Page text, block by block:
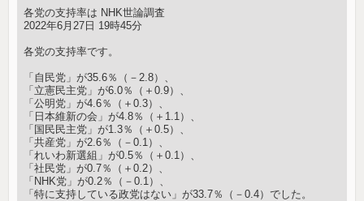
各党の支持率は NHK世論調査
2022年6月27日 19時45分
各党の支持率です。
「自民党」が35.6％（－2.8）、
「立憲民主党」が6.0％（＋0.9）、
「公明党」が4.6％（＋0.3）、
「日本維新の会」が4.8％（＋1.1）、
「国民民主党」が1.3％（＋0.5）、
「共産党」が2.6％（－0.1）、
「れいわ新選組」が0.5％（＋0.1）、
「社民党」が0.7％（＋0.2）、
「NHK党」が0.2％（－0.1）、
「特に支持している政党はない」が33.7％（－0.4）でした。